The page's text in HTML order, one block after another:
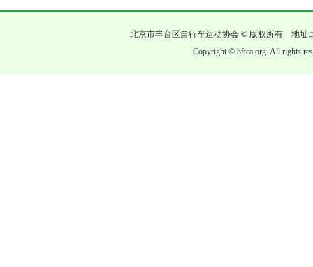
北京市丰台区自行车运动协会 © 版权所有 地址:
Copyright © bftca.org. All rights